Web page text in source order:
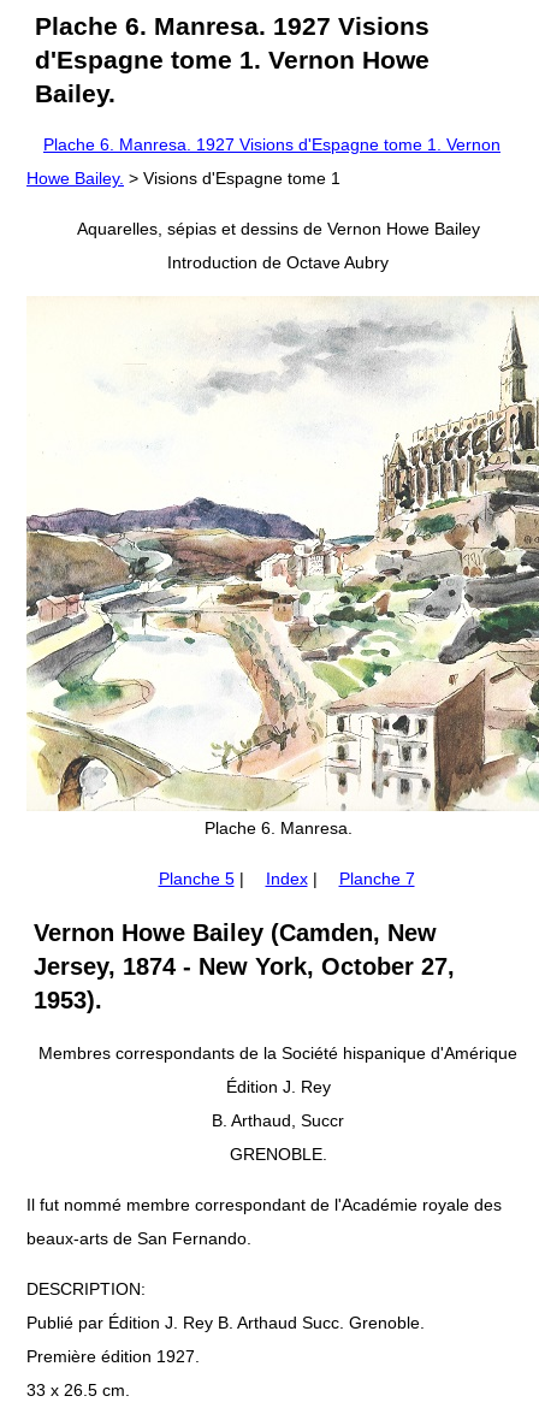
Plache 6. Manresa. 1927 Visions
d'Espagne tome 1. Vernon Howe
Bailey.
Plache 6. Manresa. 1927 Visions d'Espagne tome 1. Vernon
Howe Bailey. > Visions d'Espagne tome 1
Aquarelles, sépias et dessins de Vernon Howe Bailey
Introduction de Octave Aubry
Plache 6. Manresa.
Planche 5| Index| Planche 7
Vernon Howe Bailey (Camden, New
Jersey, 1874 - New York, October 27,
1953).
Membres correspondants de la Société hispanique d'Amérique
Édition J. Rey
B. Arthaud, Succr
GRENOBLE.
Il fut nommé membre correspondant de l'Académie royale des
beaux-arts de San Fernando.
DESCRIPTION:
Publié par Édition J. Rey B. Arthaud Succ. Grenoble.
Première édition 1927.
33 x 26.5 cm.